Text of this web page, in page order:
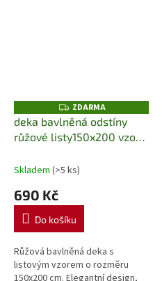
Z
D
A
R
M
ZDARMA
deka bavlněná odstíny
růžové listy150x200 vzor
Skladem (>5 ks)
690 Kč
Do košíku
Růžová bavlněná deka s
listovým vzorem o rozměru